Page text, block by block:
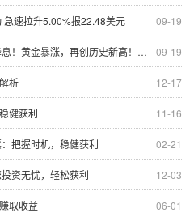
09-19
急速拉升5.00%报22.48美元
09-19
创历史新高！原油价格飙升！什么信号？
12-17
析
11-16
健获利
02-21
把握时机，稳健获利
12-03
资无忧，轻松获利
06-01
取收益